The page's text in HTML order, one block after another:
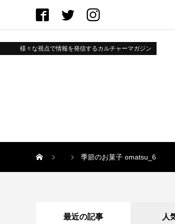
様々な視点で情報を発信するカルチャーマガジン
季節のお菓子 omatsu_6
最近の記事 人